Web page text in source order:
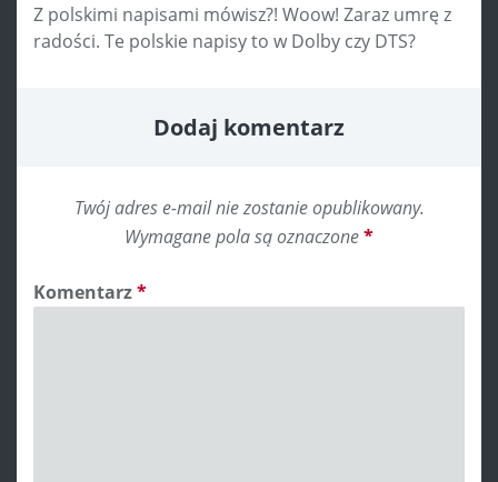
Z polskimi napisami mówisz?! Woow! Zaraz umrę z
radości. Te polskie napisy to w Dolby czy DTS?
Dodaj komentarz
Twój adres e-mail nie zostanie opublikowany.
Wymagane pola są oznaczone*
Komentarz*